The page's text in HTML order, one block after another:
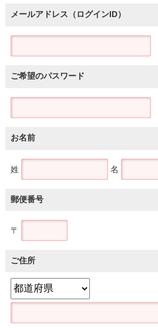
メールアドレス（ログインID）
ご希望のパスワード
お名前
姓 名
郵便番号
〒
ご住所